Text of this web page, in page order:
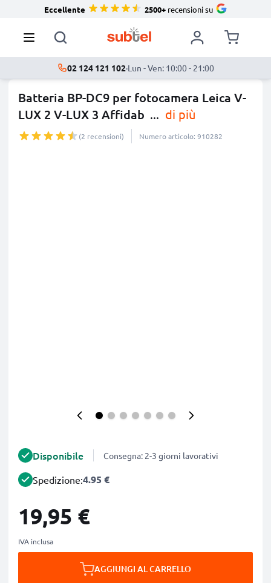
Eccellente 2500+recensioni su
02 124 121 102·Lun - Ven: 10:00 - 21:00
Batteria BP-DC9 per fotocamera Leica V-
LUX 2 V-LUX 3 Affidab ... di più
(2 recensioni) Numero articolo: 910282
Disponibile Consegna: 2-3 giorni lavorativi
Spedizione:4.95 €
19,95 €
IVA inclusa
AGGIUNGI AL CARRELLO